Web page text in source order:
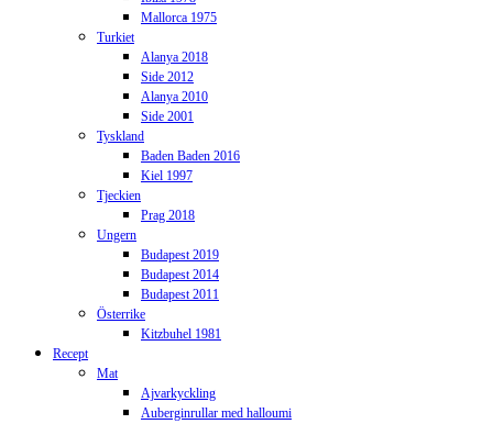
Mallorca 1975
Turkiet
Alanya 2018
Side 2012
Alanya 2010
Side 2001
Tyskland
Baden Baden 2016
Kiel 1997
Tjeckien
Prag 2018
Ungern
Budapest 2019
Budapest 2014
Budapest 2011
Österrike
Kitzbuhel 1981
Recept
Mat
Ajvarkyckling
Auberginrullar med halloumi